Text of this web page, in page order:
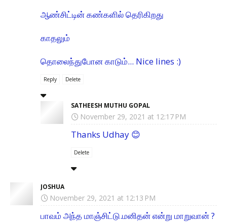
ஆண்சிட்டின் கண்களில் தெரிகிறது
காதலும்
தொலைந்துபோன காடும்... Nice lines :)
Reply Delete
SATHEESH MUTHU GOPAL
November 29, 2021 at 12:17 PM
Thanks Udhay 😊
Delete
JOSHUA
November 29, 2021 at 12:13 PM
பாவம் அந்த மாஞ்சிட்டு.மனிதன் என்று மாறுவான் ?